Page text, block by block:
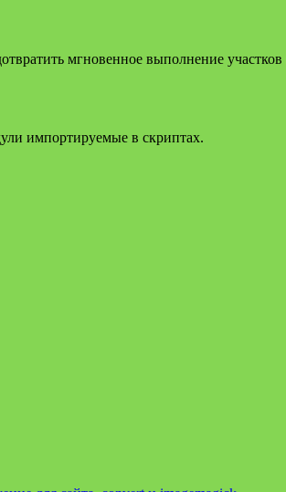
мгновенное выполнение
импортируемые в скриптах.